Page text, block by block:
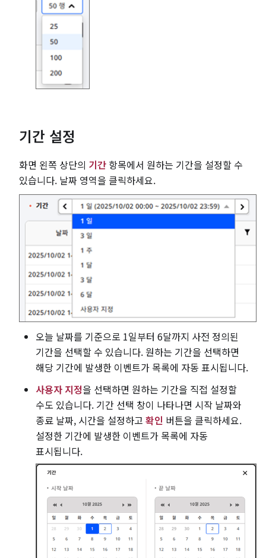
기간 설정
화면 왼쪽 상단의 기간 항목에서 원하는 기간을 설정할 수
있습니다. 날짜 영역을 클릭하세요.
오늘 날짜를 기준으로 1일부터 6달까지 사전 정의된
기간을 선택할 수 있습니다. 원하는 기간을 선택하면
해당 기간에 발생한 이벤트가 목록에 자동 표시됩니다.
사용자 지정을 선택하면 원하는 기간을 직접 설정할
수도 있습니다. 기간 선택 창이 나타나면 시작 날짜와
종료 날짜, 시간을 설정하고 확인 버튼을 클릭하세요.
설정한 기간에 발생한 이벤트가 목록에 자동
표시됩니다.